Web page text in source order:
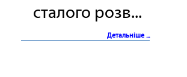
сталого розв...
Детальніше ...